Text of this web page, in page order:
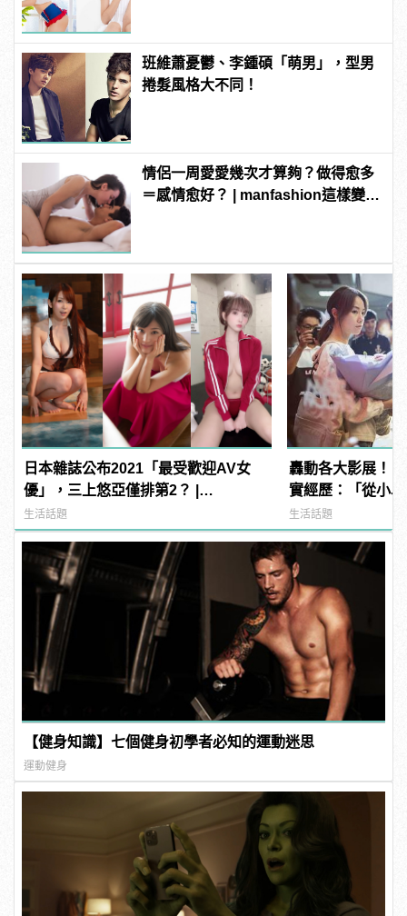
班維蕭憂鬱、李鍾碩「萌男」，型男
捲髮風格大不同！
情侶一周愛愛幾次才算夠？做得愈多
＝感情愈好？ | manfashion這樣變型
日本雜誌公布2021「最受歡迎AV女
優」，三上悠亞僅排第2？ |
manfashion這樣變型男
生活話題
轟動各大影展！
實經歷：「從小
派」
生活話題
【健身知識】七個健身初學者必知的運動迷思
運動健身